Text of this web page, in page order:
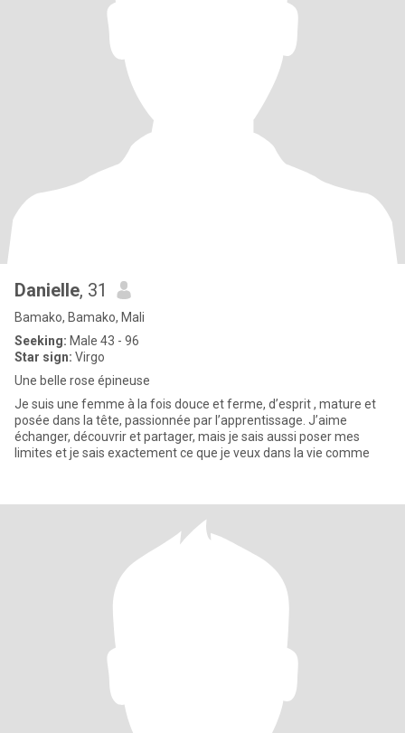
Danielle, 31
Bamako, Bamako, Mali
Seeking: Male 43 - 96
Star sign: Virgo
Une belle rose épineuse
Je suis une femme à la fois douce et ferme, d’esprit , mature et
posée dans la tête, passionnée par l’apprentissage. J’aime
échanger, découvrir et partager, mais je sais aussi poser mes
limites et je sais exactement ce que je veux dans la vie comme